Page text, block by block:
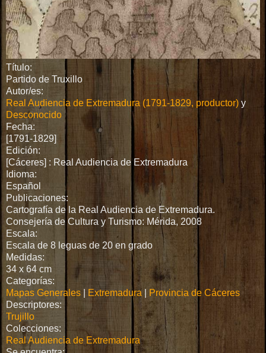
Título:
Partido de Truxillo
Autor/es:
Real Audiencia de Extremadura (1791-1829, productor) y
Desconocido
Fecha:
[1791-1829]
Edición:
[Cáceres] : Real Audiencia de Extremadura
Idioma:
Español
Publicaciones:
Cartografía de la Real Audiencia de Extremadura.
Consejería de Cultura y Turismo: Mérida, 2008
Escala:
Escala de 8 leguas de 20 en grado
Medidas:
34 x 64 cm
Categorías:
Mapas Generales
Extremadura
Provincia de Cáceres
Descriptores:
Trujillo
Colecciones:
Real Audiencia de Extremadura